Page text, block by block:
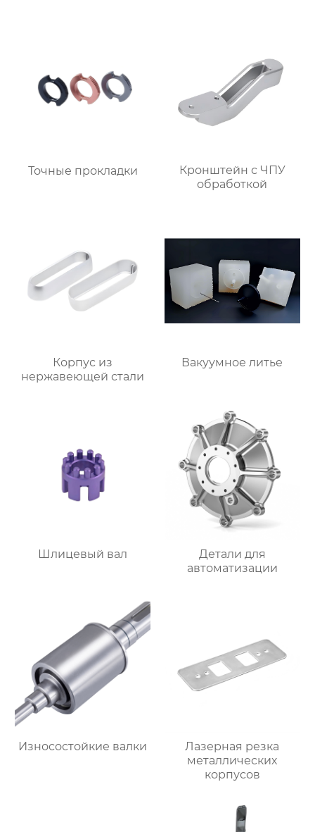
Точные прокладки
Кронштейн с ЧПУ
обработкой
Корпус из
нержавеющей стали
Вакуумное литье
Шлицевый вал
Детали для
автоматизации
Износостойкие валки
Лазерная резка
металлических
корпусов